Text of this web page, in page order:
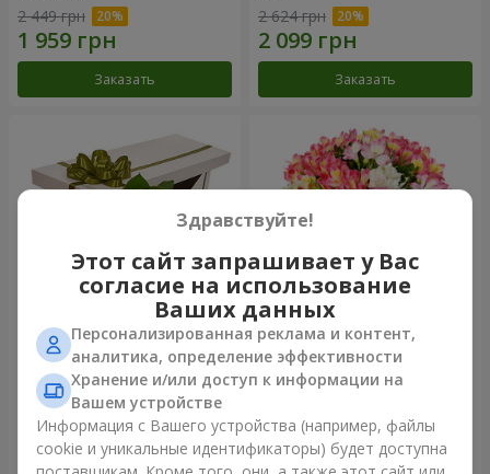
2 449 грн
Заказать
2 624 грн
Заказать
Цветы в коробке "15
розовых роз"
2 352 грн
Заказать
Букет "Сказка для двоих!"
Заказать
Здравствуйте!
Этот сайт запрашивает у Вас
согласие на использование
Ваших данных
Персонализированная реклама и контент,
аналитика, определение эффективности
Хранение и/или доступ к информации на
Вашем устройстве
Информация с Вашего устройства (например, файлы
cookie и уникальные идентификаторы) будет доступна